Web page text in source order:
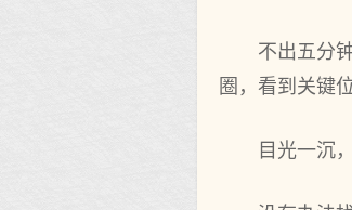
不出五分
圈，看到关键
目光一沉